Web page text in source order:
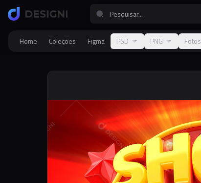
Home Coleções Figma PSD PNG Fotos